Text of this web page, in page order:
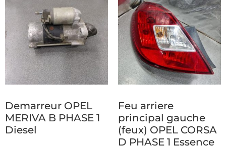
Demarreur OPEL
MERIVA B PHASE 1
Diesel
Feu arriere
principal gauche
(feux) OPEL CORSA
D PHASE 1 Essence